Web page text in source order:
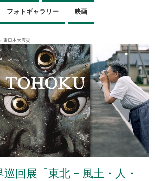
フォトギャラリー 映画
東日本大震災
巡回展「東北 − 風土・人・